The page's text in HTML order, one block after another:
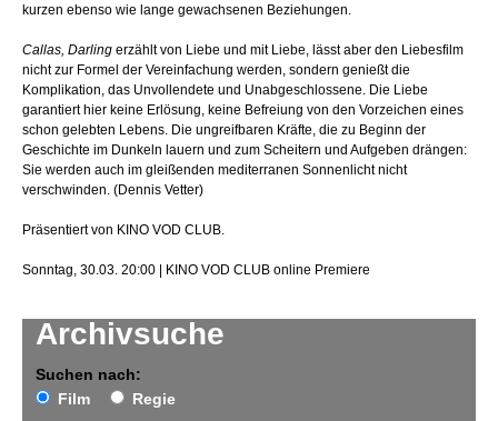
Archivsuche
Suchen nach:
Film
Regie
kurzen ebenso wie lange gewachsenen Beziehungen.
Callas, Darling erzählt von Liebe und mit Liebe, lässt aber den Liebesfilm
nicht zur Formel der Vereinfachung werden, sondern genießt die
Komplikation, das Unvollendete und Unabgeschlossene. Die Liebe
garantiert hier keine Erlösung, keine Befreiung von den Vorzeichen eines
schon gelebten Lebens. Die ungreifbaren Kräfte, die zu Beginn der
Geschichte im Dunkeln lauern und zum Scheitern und Aufgeben drängen:
Sie werden auch im gleißenden mediterranen Sonnenlicht nicht
verschwinden. (Dennis Vetter)
Präsentiert von KINO VOD CLUB.
Sonntag, 30.03. 20:00 | KINO VOD CLUB online Premiere